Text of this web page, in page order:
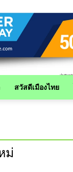
สวัสดีเมืองไทย
ม่